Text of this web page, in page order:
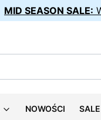
MID SEASON SALE:
NOWOŚCI SALE